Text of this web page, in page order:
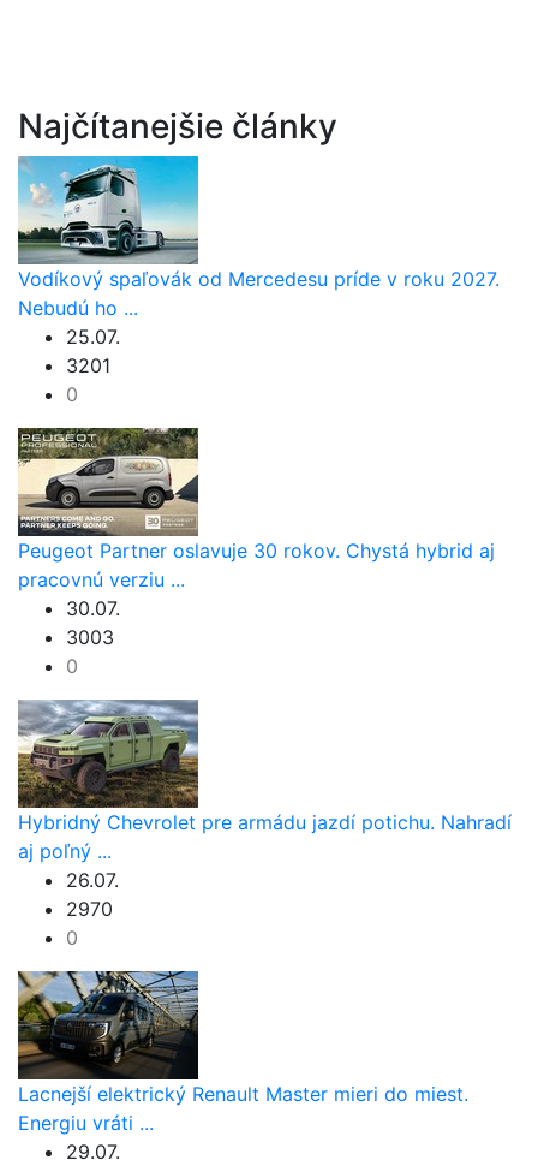
Najčítanejšie články
Vodíkový spaľovák od Mercedesu príde v roku 2027.
Nebudú ho ...
25.07.
3201
0
Peugeot Partner oslavuje 30 rokov. Chystá hybrid aj
pracovnú verziu ...
30.07.
3003
0
Hybridný Chevrolet pre armádu jazdí potichu. Nahradí
aj poľný ...
26.07.
2970
0
Lacnejší elektrický Renault Master mieri do miest.
Energiu vráti ...
29.07.